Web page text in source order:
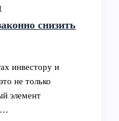
снизить
инвестору и
не только
элемент